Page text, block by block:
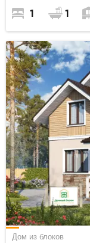
1 1
Дом из блоков